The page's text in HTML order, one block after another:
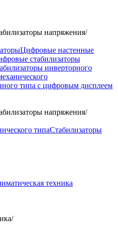
напряжения/
Цифровые настенные
стабилизаторы
инверторного
типа с цифровым дисплеем
напряжения/
типаСтабилизаторы
/